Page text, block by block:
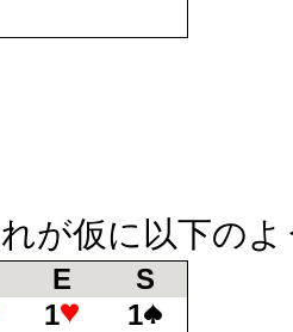
以下のよ
E
S
1
1